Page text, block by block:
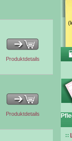
Produktdetails
Produktdetails